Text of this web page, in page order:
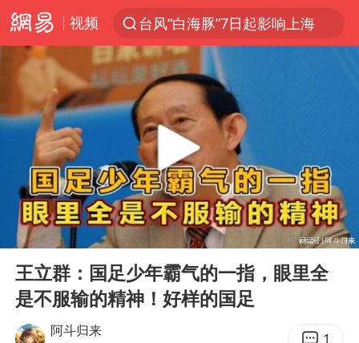
视频
台风“白海豚”7日起影响上海
聚“绿”成势，结构转型活力足
多地要求领导干部带头休假
金饰克价大幅跳涨
24小时不关空调 电费会更低吗
郑国霖回应去景区上班被保安拦下
浙江舟山21条水上客运航线停航
今年4位周星驰电影配角去世
Play
00:00 04:45
王立群：国足少年霸气的一指，眼里全
是不服输的精神！好样的国足
阿斗归来 1